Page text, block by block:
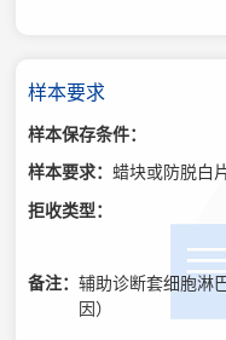
样本要求
样本保存条件：
样本要求：蜡块或防脱白
拒收类型：
备注：辅助诊断套细胞淋
因）